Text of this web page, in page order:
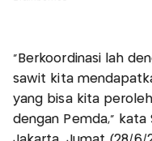
"Berkoordinasi lah
sawit kita
yang bisa kita
dengan Pemda," kata